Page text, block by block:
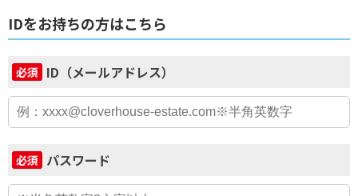
IDをお持ちの方はこちら
必須 ID（メールアドレス）
必須 パスワード